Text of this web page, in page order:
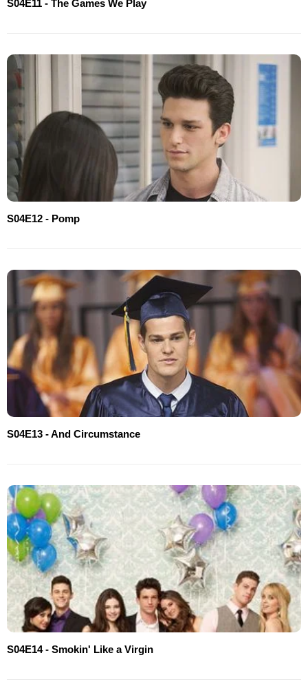
S04E11 - The Games We Play
S04E12 - Pomp
S04E13 - And Circumstance
S04E14 - Smokin' Like a Virgin